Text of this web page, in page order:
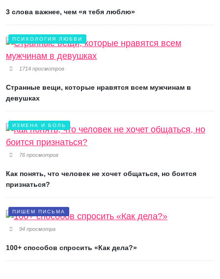
3 слова важнее, чем «я тебя люблю»
ПСИХОЛОГИЯ ЛЮБВИ
1714 просмотров
Странные вещи, которые нравятся всем мужчинам в
девушках
ИЗМЕНА И БОЛЬ
76 просмотров
Как понять, что человек не хочет общаться, но боится
признаться?
ПИШЕМ ПИСЬМА
94 просмотра
100+ способов спросить «Как дела?»